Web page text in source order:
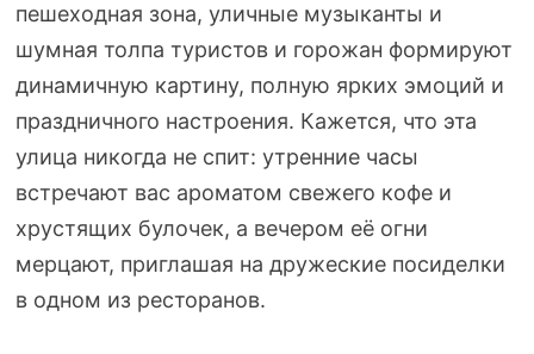
пешеходная зона, уличные музыканты и
шумная толпа туристов и горожан формируют
динамичную картину, полную ярких эмоций и
праздничного настроения. Кажется, что эта
улица никогда не спит: утренние часы
встречают вас ароматом свежего кофе и
хрустящих булочек, а вечером её огни
мерцают, приглашая на дружеские посиделки
в одном из ресторанов.